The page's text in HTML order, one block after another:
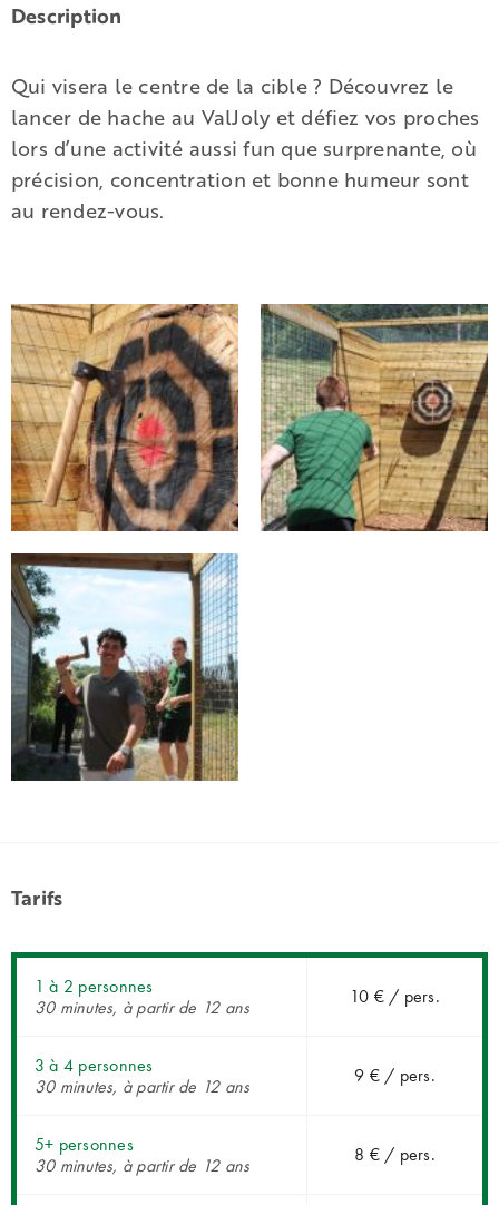
Description
Qui visera le centre de la cible ? Découvrez le
lancer de hache au ValJoly et défiez vos proches
lors d’une activité aussi fun que surprenante, où
précision, concentration et bonne humeur sont
au rendez-vous.
Tarifs
1 à 2 personnes
30 minutes, à partir de 12 ans
10 € / pers.
3 à 4 personnes
30 minutes, à partir de 12 ans
9 € / pers.
5+ personnes
30 minutes, à partir de 12 ans
8 € / pers.